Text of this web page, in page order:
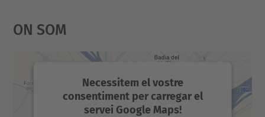
On Som
Necessitem el vostre
consentiment per carregar el
servei Google Maps!